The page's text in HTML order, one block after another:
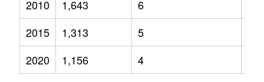
2010
1,643 6
2015
1,313 5
2020
1,156 4